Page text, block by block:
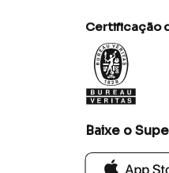
Certificação
Baixe o